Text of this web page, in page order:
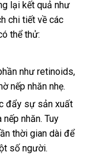
lại kết quả như
chi tiết về các
thể thử:
như retinoids,
nếp nhăn nhẹ.
đẩy sự sản xuất
nhăn. Tuy
thời gian dài để
số người.